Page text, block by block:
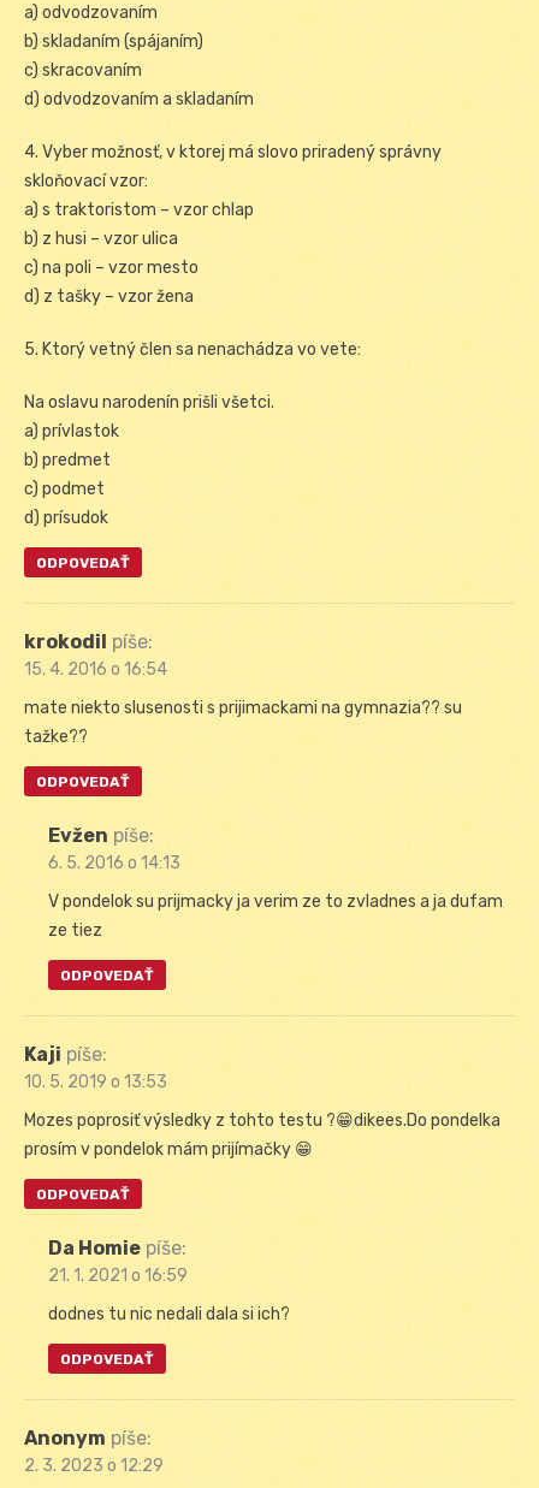
a) odvodzovaním
b) skladaním (spájaním)
c) skracovaním
d) odvodzovaním a skladaním
4. Vyber možnosť, v ktorej má slovo priradený správny
skloňovací vzor:
a) s traktoristom – vzor chlap
b) z husi – vzor ulica
c) na poli – vzor mesto
d) z tašky – vzor žena
5. Ktorý vetný člen sa nenachádza vo vete:
Na oslavu narodenín prišli všetci.
a) prívlastok
b) predmet
c) podmet
d) prísudok
ODPOVEDAŤ
krokodil píše:
15. 4. 2016 o 16:54
mate niekto slusenosti s prijimackami na gymnazia?? su
tažke??
ODPOVEDAŤ
Evžen píše:
6. 5. 2016 o 14:13
V pondelok su prijmacky ja verim ze to zvladnes a ja dufam
ze tiez
ODPOVEDAŤ
Kaji píše:
10. 5. 2019 o 13:53
Mozes poprosiť výsledky z tohto testu ?😁dikees.Do pondelka
prosím v pondelok mám prijímačky 😁
ODPOVEDAŤ
Da Homie píše:
21. 1. 2021 o 16:59
dodnes tu nic nedali dala si ich?
ODPOVEDAŤ
Anonym píše:
2. 3. 2023 o 12:29